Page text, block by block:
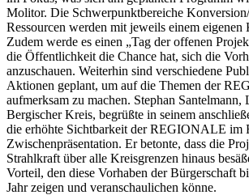
Molitor. Die Schwerpunktbereiche
Ressourcen werden mit jeweils einem eigenen
Zudem werde es einen „Tag der offenen
die Öffentlichkeit die Chance hat, sich die
anzuschauen. Weiterhin sind verschiedene
Aktionen geplant, um auf die Themen der
aufmerksam zu machen. Stephan Santelmann,
Bergischer Kreis, begrüßte in seinem
die erhöhte Sichtbarkeit der REGIONALE im
Zwischenpräsentation. Er betonte, dass die
Strahlkraft über alle Kreisgrenzen hinaus
Vorteil, den diese Vorhaben der Bürgerschaft
Jahr zeigen und veranschaulichen könne.